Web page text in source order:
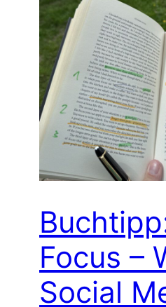
Focus –
Social